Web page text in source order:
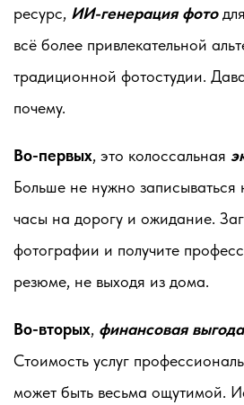
ресурс, ИИ-генерация фото
всё более привлекательной
традиционной фотостудии.
почему.
Во-первых, это колоссальная
Больше не нужно записываться
часы на дорогу и ожидание.
фотографии и получите
резюме, не выходя из дома.
Во-вторых, финансовая выгода
Стоимость услуг
может быть весьма ощутимой.